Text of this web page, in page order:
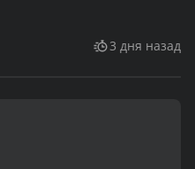
3 дня назад